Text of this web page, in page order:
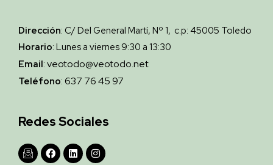
Dirección: C/ Del General Martí, Nº 1, c.p: 45005 Toledo
Horario: Lunes a viernes 9:30 a 13:30
Email: veotodo@veotodo.net
Teléfono: 637 76 45 97
Redes Sociales